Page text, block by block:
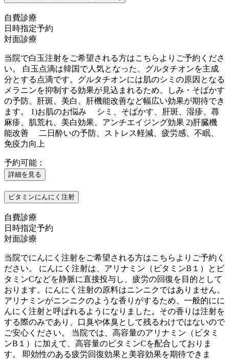
自費診療
日時指定予約
対面診療
当院で白玉注射をご希望される方はこちらよりご予約くださ
い。 白玉点滴は韓国で人気となった、グルタチオンを主成
分とする点滴です。グルタチオンには肌のシミの原因となる
メラニンを抑制する効果が見込まれるため、しみ・そばかす
の予防、肝斑、美白、肝機能改善など幅広い効果が期待でき
ます。 1)お肌のお悩み シミ、そばかす、肝斑、湿疹、蕁
麻疹、肌荒れ、美白効果、アンチエイジング効果 2)肝臓機
能改善 二日酔いの予防、ストレス軽減、疲労感、不眠、
免疫力向上
予約可能：
詳細を見る
ビタミンにんにく注射
自費診療
日時指定予約
対面診療
当院でにんにく注射をご希望される方はこちらよりご予約く
ださい。 にんにく注射は、アリナミン（ビタミンB１）とビ
タミンCなどを静脈に直接投与し、疲労の回復を目的として
おります。にんにく注射の原料はニンニクではありません。
アリナミンがニンニクのような香りがするため、一般的にに
んにく注射と呼ばれるようになりました。その香りは注射を
する際のみであり、口臭や体臭として残るわけではないので
ご安心ください。 当院では、高容量のアリナミン（ビタミ
ンB１）に加えて、高容量のビタミンCを配合しておりま
す。 即効性のある疲労回復効果と美容効果を期待できま